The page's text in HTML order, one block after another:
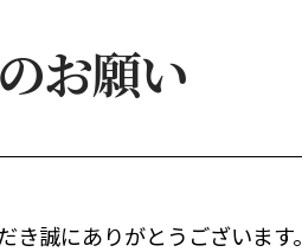
お願い
誠にありがとうございます。